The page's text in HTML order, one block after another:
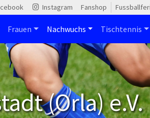
Instagram Fanshop
Frauen Nachwuchs Tischtennis
(Orla) e.V.